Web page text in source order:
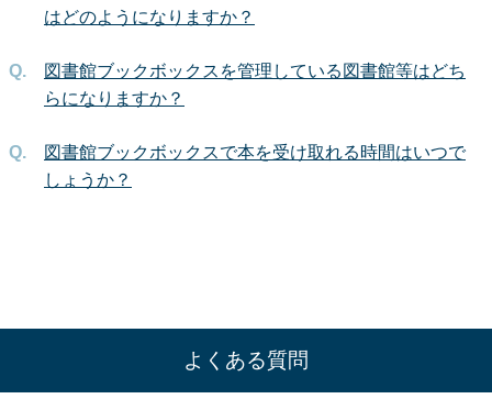
はどのようになりますか？
図書館ブックボックスを管理している図書館等はどち
らになりますか？
図書館ブックボックスで本を受け取れる時間はいつで
しょうか？
よくある質問